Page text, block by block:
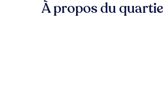
À propos du